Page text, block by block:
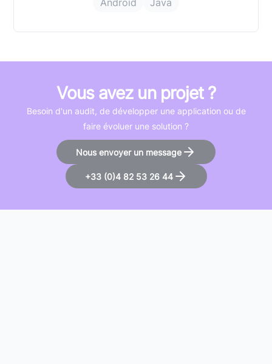
Android
Java
Vous avez un projet ?
Besoin d'un audit, de développer une application ou de
faire évoluer une solution ?
Nous envoyer un message
+33 (0)4 82 53 26 44